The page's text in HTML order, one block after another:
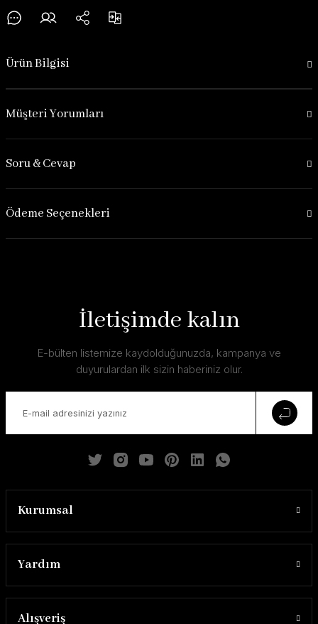
Ürün Bilgisi
Müşteri Yorumları
Soru & Cevap
Ödeme Seçenekleri
Laser Solid
İletişimde kalın
E-bülten listemize kaydolduğunuzda, kampanya ve
duyurulardan ilk sizin haberiniz olur.
Kurumsal
Yardım
Alışveriş